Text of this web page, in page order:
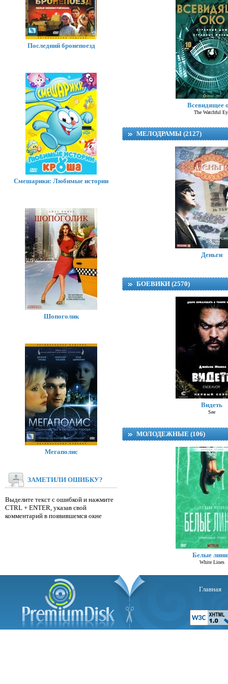
Всевидящее
The Watchful
МЕЛОДРАМЫ (2127)
Деньги
БОЕВИКИ (2570)
Видеть
See
МОЛОДЕЖНЫЕ (106)
Белые
White Lines
Последний бронепоезд
Смешарики: Любимые истории
Шопоголик
Мегаполис
ЗАМЕТИЛИ ОШИБКУ?
Выделите текст с ошибкой и нажмите
CTRL + ENTER, указав свой
комментарий в появившемся окне
Главная